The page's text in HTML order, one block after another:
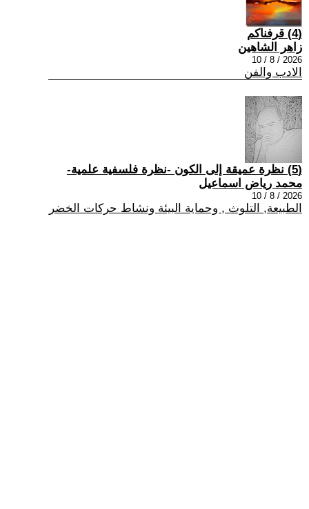
(4) قرفناكم
زاهر الشاهين
2026 / 8 / 10
الادب والفن
(5) نظرة عميقة إلى الكون -نظرة فلسفية علمية-
محمد رياض اسماعيل
2026 / 8 / 10
الطبيعة, التلوث , وحماية البيئة ونشاط حركات الخضر